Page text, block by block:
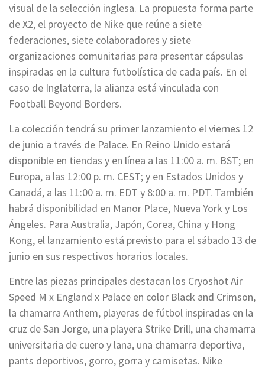
visual de la selección inglesa. La propuesta forma parte
de X2, el proyecto de Nike que reúne a siete
federaciones, siete colaboradores y siete
organizaciones comunitarias para presentar cápsulas
inspiradas en la cultura futbolística de cada país. En el
caso de Inglaterra, la alianza está vinculada con
Football Beyond Borders.
La colección tendrá su primer lanzamiento el viernes 12
de junio a través de Palace. En Reino Unido estará
disponible en tiendas y en línea a las 11:00 a. m. BST; en
Europa, a las 12:00 p. m. CEST; y en Estados Unidos y
Canadá, a las 11:00 a. m. EDT y 8:00 a. m. PDT. También
habrá disponibilidad en Manor Place, Nueva York y Los
Ángeles. Para Australia, Japón, Corea, China y Hong
Kong, el lanzamiento está previsto para el sábado 13 de
junio en sus respectivos horarios locales.
Entre las piezas principales destacan los Cryoshot Air
Speed M x England x Palace en color Black and Crimson,
la chamarra Anthem, playeras de fútbol inspiradas en la
cruz de San Jorge, una playera Strike Drill, una chamarra
universitaria de cuero y lana, una chamarra deportiva,
pants deportivos, gorro, gorra y camisetas. Nike